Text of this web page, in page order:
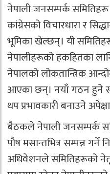
नेपाली जनसम्पर्क समितिहरू
कांग्रेसको विचारधारा र
भूमिका खेल्छन्। यी
नेपालीहरूको हकहितका
नेपालको लोकतान्त्रिक
आएका छन्। नयाँ गठन हुने
थप प्रभावकारी बनाउने
बैठकले नेपाली जनसम्पर्क
पौष मसान्तभित्र सम्पन्न गर्ने
अधिवेशनले समितिहरूको